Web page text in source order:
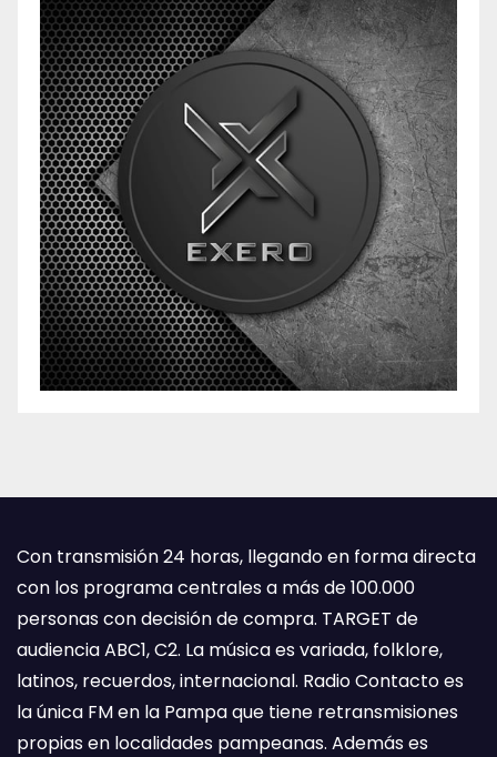
Con transmisión 24 horas, llegando en forma directa
con los programa centrales a más de 100.000
personas con decisión de compra. TARGET de
audiencia ABC1, C2. La música es variada, folklore,
latinos, recuerdos, internacional. Radio Contacto es
la única FM en la Pampa que tiene retransmisiones
propias en localidades pampeanas. Además es